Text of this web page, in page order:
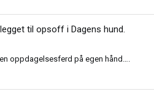
til opsoff i Dagens hund.
oppdagelsesferd på egen hånd….